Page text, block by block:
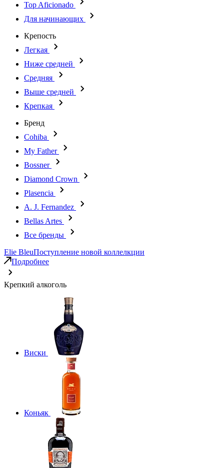
Top Aficionado
Для начинающих
Крепость
Легкая
Ниже средней
Средняя
Выше средней
Крепкая
Бренд
Cohiba
My Father
Bossner
Diamond Crown
Plasencia
A. J. Fernandez
Bellas Artes
Все бренды
Elie BleuПоступление новой коллелкции
Подробнее
Крепкий алкоголь
Виски
Коньяк